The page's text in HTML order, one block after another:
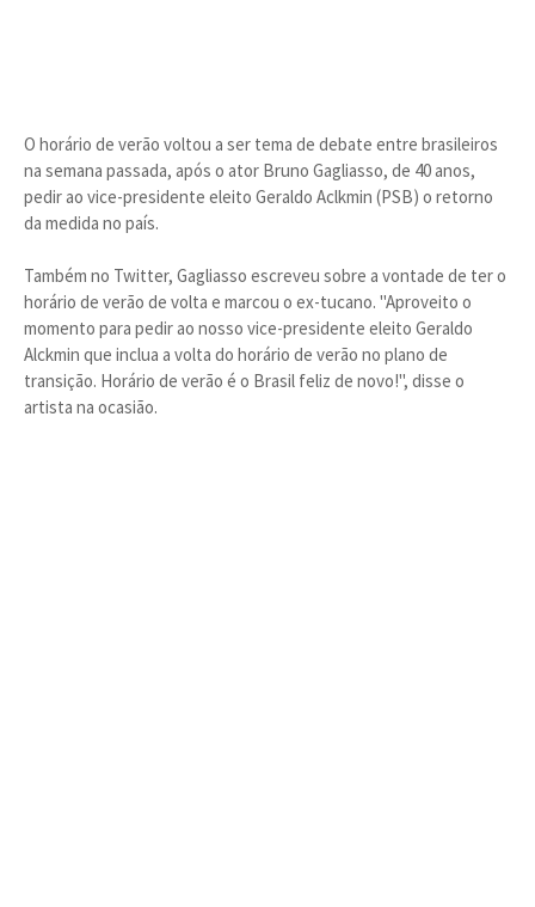
O horário de verão voltou a ser tema de debate entre brasileiros
na semana passada, após o ator Bruno Gagliasso, de 40 anos,
pedir ao vice-presidente eleito Geraldo Aclkmin (PSB) o retorno
da medida no país.
Também no Twitter, Gagliasso escreveu sobre a vontade de ter o
horário de verão de volta e marcou o ex-tucano. "Aproveito o
momento para pedir ao nosso vice-presidente eleito Geraldo
Alckmin que inclua a volta do horário de verão no plano de
transição. Horário de verão é o Brasil feliz de novo!", disse o
artista na ocasião.